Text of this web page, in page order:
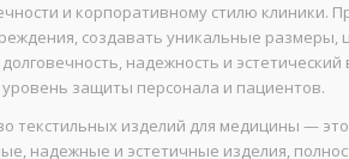
и корпоративному стилю клиники.
создавать уникальные
надежность и
защиты персонала и пациентов.
текстильных изделий для медицины —
надежные и эстетичные изделия,